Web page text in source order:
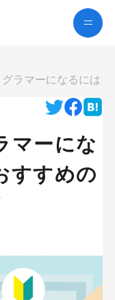
ラマーになるには
マーにな
すすめの